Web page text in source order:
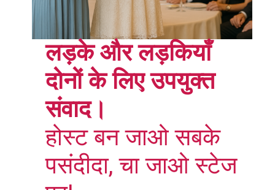
लड़के और लड़कियाँ
दोनों के लिए उपयुक्त
संवाद।
होस्ट बन जाओ सबके
पसंदीदा, चा जाओ स्टेज